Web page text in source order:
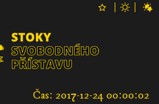
Čas: 2017-12-24 00:00:02